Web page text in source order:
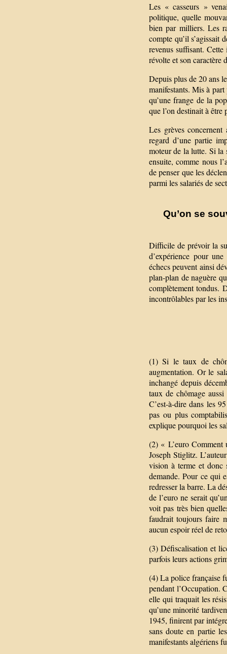
Les « casseurs »
politique, quelle
bien par milliers. Les
compte qu’il s’agissait
revenus suffisant.
révolte et son caractère
Depuis plus de 20 ans
manifestants. Mis à
qu’une frange de la
que l’on destinait à
Les grèves
regard d’une partie
moteur de la lutte. Si la
ensuite, comme nous
de penser que les
parmi les salariés de
Qu’on se
Difficile de prévoir la
d’expérience pour
échecs peuvent ainsi
plan-plan de naguère
complètement tondus.
incontrôlables par les
(1) Si le taux de
augmentation. Or le
inchangé depuis
taux de chômage
C’est-à-dire dans les
pas ou plus
explique pourquoi les
(2) « L’euro Comment
Joseph Stiglitz.
vision à terme et donc
demande. Pour ce qui
redresser la barre. La
de l’euro ne serait
voit pas très bien
faudrait toujours faire
aucun espoir réel de
(3) Défiscalisation et
parfois leurs actions
(4) La police française
pendant l’Occupation.
elle qui traquait les
qu’une minorité
1945, finirent par
sans doute en partie
manifestants algériens